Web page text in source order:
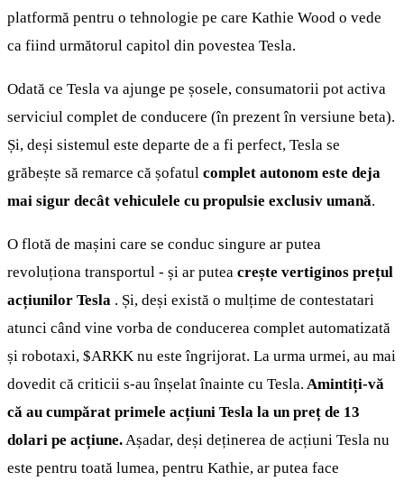
platformă pentru o tehnologie pe care Kathie Wood o vede
ca fiind următorul capitol din povestea Tesla.
Odată ce Tesla va ajunge pe șosele, consumatorii pot activa
serviciul complet de conducere (în prezent în versiune beta).
Și, deși sistemul este departe de a fi perfect, Tesla se
grăbește să remarce că șofatul complet autonom este deja
mai sigur decât vehiculele cu propulsie exclusiv umană.
O flotă de mașini care se conduc singure ar putea
revoluționa transportul - și ar putea crește vertiginos prețul
acțiunilor Tesla . Și, deși există o mulțime de contestatari
atunci când vine vorba de conducerea complet automatizată
și robotaxi, $ARKK nu este îngrijorat. La urma urmei, au mai
dovedit că criticii s-au înșelat înainte cu Tesla. Amintiți-vă
că au cumpărat primele acțiuni Tesla la un preț de 13
dolari pe acțiune. Așadar, deși deținerea de acțiuni Tesla nu
este pentru toată lumea, pentru Kathie, ar putea face